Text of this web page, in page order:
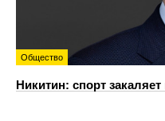
Общество
Никитин: спорт